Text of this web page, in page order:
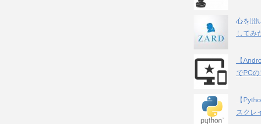
心を開
してみ
【
でPCの
【
スクレ